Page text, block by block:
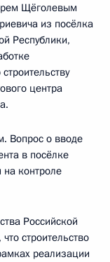
Щёголевым
из посёлка
Республики,
центра
Вопрос о вводе
в посёлке
контроле
Российской
строительство
реализации